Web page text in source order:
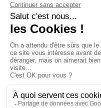
Nos services
Étiquette alimentaire
Étiquette de bouteilles
Informations
Mentions légales
À propos
Nous contacter